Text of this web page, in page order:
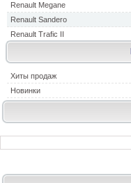
Renault Megane
Renault Sandero
Renault Trafic II
Хиты продаж
Новинки